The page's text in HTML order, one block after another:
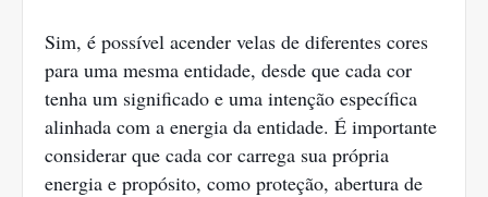
Sim, é possível acender velas de diferentes cores
para uma mesma entidade, desde que cada cor
tenha um significado e uma intenção específica
alinhada com a energia da entidade. É importante
considerar que cada cor carrega sua própria
energia e propósito, como proteção, abertura de